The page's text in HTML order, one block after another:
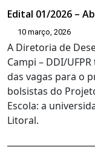
Edital 01/2026 –
10 março, 2026
A Diretoria de
Campi – DDI/
das vagas para o
bolsistas do
Escola: a
Litoral.